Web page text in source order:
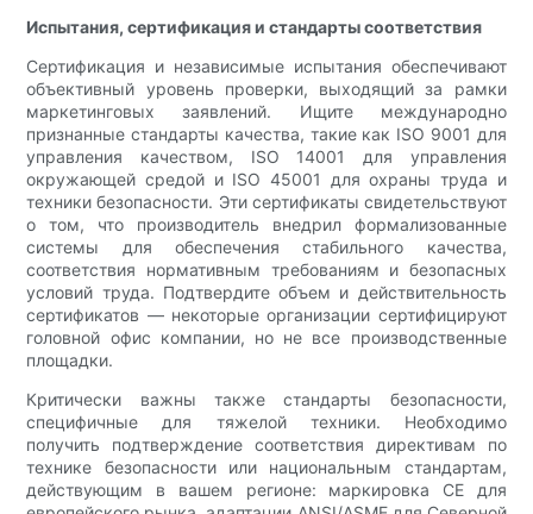
Испытания, сертификация и стандарты соответствия
Сертификация и независимые испытания обеспечивают
объективный уровень проверки, выходящий за рамки
маркетинговых заявлений. Ищите международно
признанные стандарты качества, такие как ISO 9001 для
управления качеством, ISO 14001 для управления
окружающей средой и ISO 45001 для охраны труда и
техники безопасности. Эти сертификаты свидетельствуют
о том, что производитель внедрил формализованные
системы для обеспечения стабильного качества,
соответствия нормативным требованиям и безопасных
условий труда. Подтвердите объем и действительность
сертификатов — некоторые организации сертифицируют
головной офис компании, но не все производственные
площадки.
Критически важны также стандарты безопасности,
специфичные для тяжелой техники. Необходимо
получить подтверждение соответствия директивам по
технике безопасности или национальным стандартам,
действующим в вашем регионе: маркировка CE для